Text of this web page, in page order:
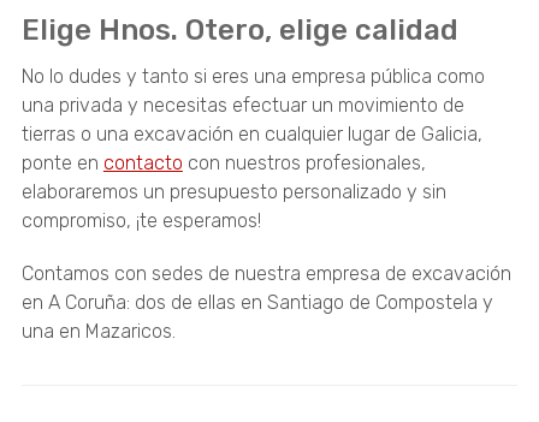
Elige Hnos. Otero, elige calidad
No lo dudes y tanto si eres una empresa pública como
una privada y necesitas efectuar un movimiento de
tierras o una excavación en cualquier lugar de Galicia,
ponte en contacto con nuestros profesionales,
elaboraremos un presupuesto personalizado y sin
compromiso, ¡te esperamos!
Contamos con sedes de nuestra empresa de excavación
en A Coruña: dos de ellas en Santiago de Compostela y
una en Mazaricos.